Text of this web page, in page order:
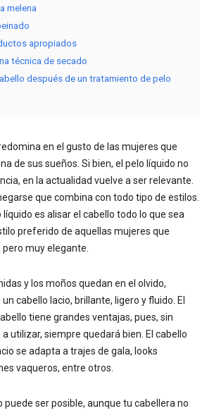
melena
apropiados
técnica de secado
después de un tratamiento de pelo
en el gusto de las mujeres que
de sus sueños. Si bien, el pelo líquido no
en la actualidad vuelve a ser relevante.
que combina con todo tipo de estilos.
líquido es alisar el cabello todo lo que sea
preferido de aquellas mujeres que
muy elegante.
y los moños quedan en el olvido,
cabello lacio, brillante, ligero y fluido. El
tiene grandes ventajas, pues, sin
utilizar, siempre quedará bien. El cabello
se adapta a trajes de gala, looks
vaqueros, entre otros.
ser posible, aunque tu cabellera no